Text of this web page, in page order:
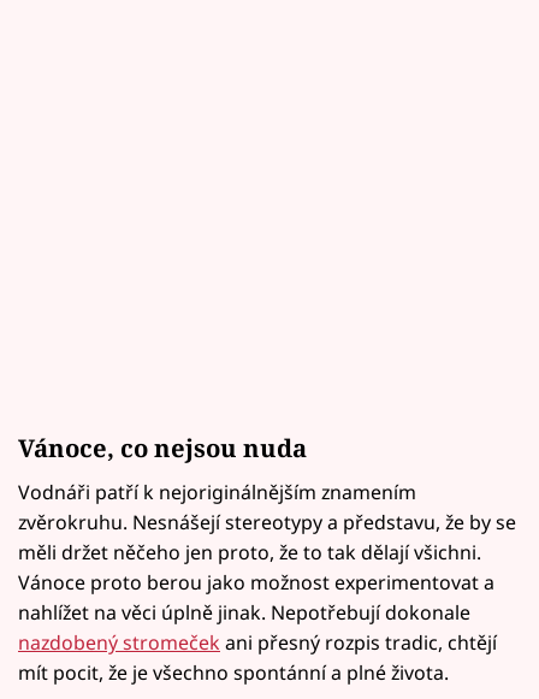
Vánoce, co nejsou nuda
Vodnáři patří k nejoriginálnějším znamením
zvěrokruhu. Nesnášejí stereotypy a představu, že by se
měli držet něčeho jen proto, že to tak dělají všichni.
Vánoce proto berou jako možnost experimentovat a
nahlížet na věci úplně jinak. Nepotřebují dokonale
nazdobený stromeček ani přesný rozpis tradic, chtějí
mít pocit, že je všechno spontánní a plné života.